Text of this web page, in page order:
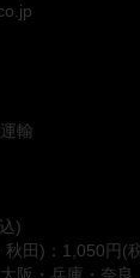
輸
)
秋田)：1,050円(